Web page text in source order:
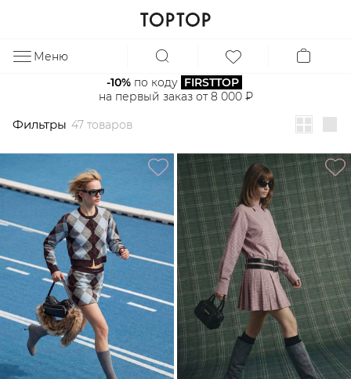
Меню
-10% по коду FIRSTTOP
на первый заказ от 8 000 ₽
Фильтры 47 товаров
Фильтры